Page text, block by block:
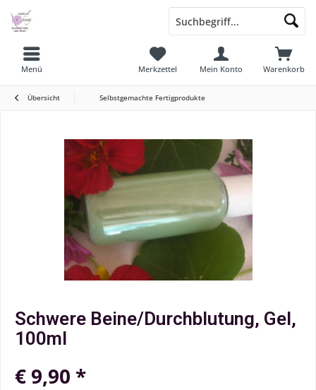
Menü Warenkorb
Merkzettel Mein Konto
Übersicht Selbstgemachte Fertigprodukte
Schwere Beine/Durchblutung, Gel,
100ml
€ 9,90 *